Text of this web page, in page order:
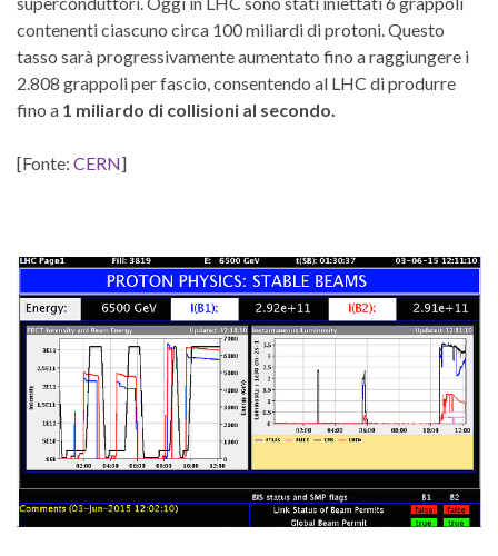
contenenti ciascuno circa 100 miliardi di protoni. Questo
tasso sarà progressivamente aumentato fino a raggiungere i
2.808 grappoli per fascio, consentendo al LHC di produrre
fino a 1 miliardo di collisioni al secondo.
[Fonte: CERN]